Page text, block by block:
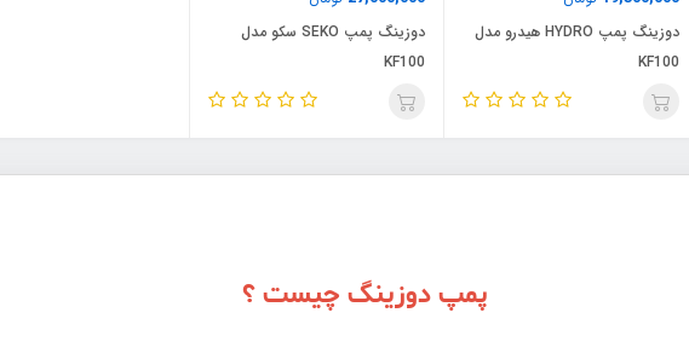
دوزینگ پمپ HYDRO هیدرو مدل
KF100
دوزینگ پمپ SEKO سکو مدل
KF100
پمپ دوزینگ چیست ؟